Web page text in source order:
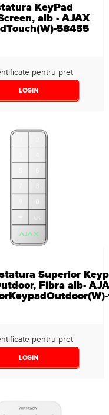
KeyPad
alb - AJAX
58455
pentru pret
LOGIN
Superior
Fibra alb-
pentru pret
LOGIN